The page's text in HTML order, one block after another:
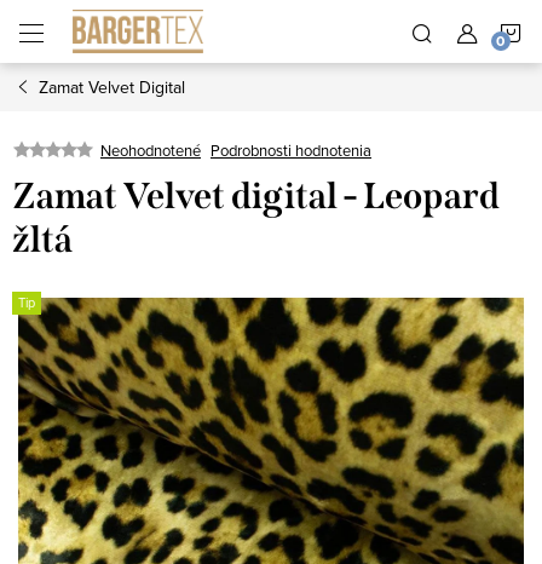
obsah
Zamat Velvet Digital
Neohodnotené Podrobnosti hodnotenia
Zamat Velvet digital - Leopard
žltá
Tip